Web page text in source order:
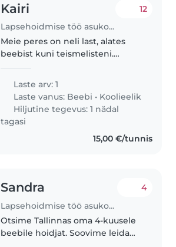
Kairi
Lapsehoidmise töö asukohas Tallinn
12
Meie peres on neli last, alates
beebist kuni teismelisteni.
päevas eelneval kokkuleppel
lapsehoidjat. Ajaliselt võib see
jääda nii..
Laste arv: 1
Laste vanus: Beebi • Koolieelik
Hiljutine tegevus: 1 nädal
tagasi
15,00 €/tunnis
Sandra
Lapsehoidmise töö asukohas Tallinn
4
Otsime Tallinnas oma 4-kuusele
beebile hoidjat. Soovime leida